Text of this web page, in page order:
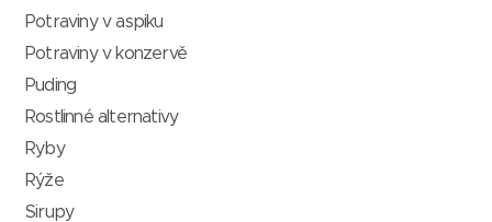
Potraviny v aspiku
Potraviny v konzervě
Puding
Rostlinné alternativy
Ryby
Rýže
Sirupy